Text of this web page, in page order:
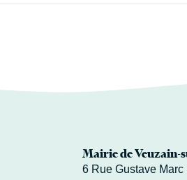
Mairie de Veuzain-
6 Rue Gustave Marc